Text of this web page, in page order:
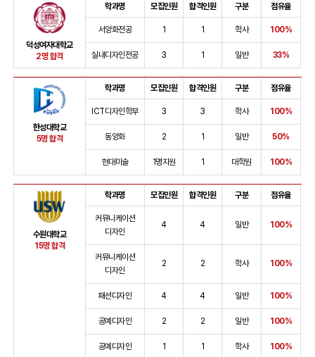
덕성여자대학교
2명 합격
학과명 모집인원 합격인원 구분 점유율
서양화전공 1 1 학사 100%
실내디자인전공 3 1 일반 33%
한성대학교
5명 합격
학과명 모집인원 합격인원 구분 점유율
ICT디자인학부 3 3 학사 100%
동양화 2 1 일반 50%
현대미술 1명지원 1 대학원 100%
수원대학교
15명 합격
학과명 모집인원 합격인원 구분 점유율
커뮤니케이션
디자인
4 4 일반 100%
커뮤니케이션
디자인
2 2 학사 100%
패션디자인 4 4 일반 100%
공예디자인 2 2 일반 100%
공예디자인 1 1 학사 100%